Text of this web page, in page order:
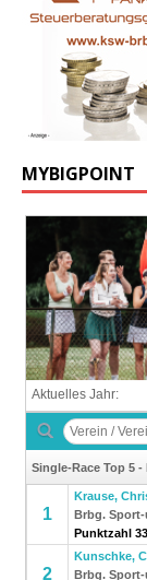
MYBIGPOINT